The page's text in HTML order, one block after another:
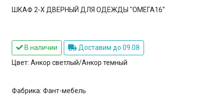
ШКАФ 2-Х ДВЕРНЫЙ ДЛЯ ОДЕЖДЫ "ОМЕГА16"
В наличии
Доставим до 09.08
Цвет: Анкор светлый/Анкор темный
Фабрика: Фант-мебель